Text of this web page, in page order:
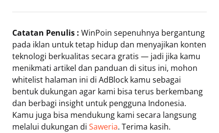
Catatan Penulis : WinPoin sepenuhnya bergantung
pada iklan untuk tetap hidup dan menyajikan konten
teknologi berkualitas secara gratis — jadi jika kamu
menikmati artikel dan panduan di situs ini, mohon
whitelist halaman ini di AdBlock kamu sebagai
bentuk dukungan agar kami bisa terus berkembang
dan berbagi insight untuk pengguna Indonesia.
Kamu juga bisa mendukung kami secara langsung
melalui dukungan di Saweria. Terima kasih.